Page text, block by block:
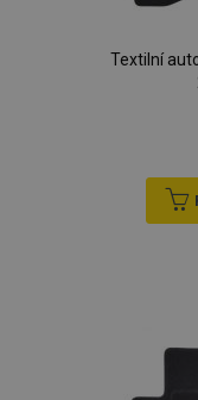
Textilní